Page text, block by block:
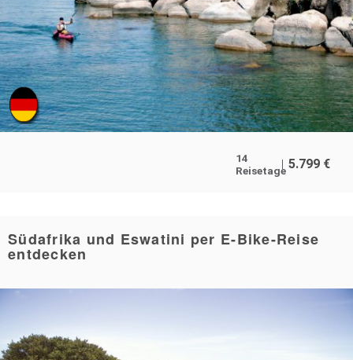
14
Reisetage 5.799 €
Südafrika und Eswatini per E-Bike-Reise
entdecken